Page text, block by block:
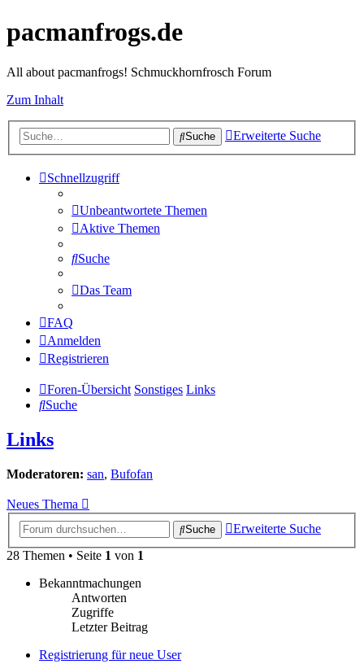
pacmanfrogs.de
All about pacmanfrogs! Schmuckhornfrosch Forum
Zum Inhalt
Suche Erweiterte Suche
Schnellzugriff
Unbeantwortete Themen
Aktive Themen
Suche
Das Team
FAQ
Anmelden
Registrieren
Foren-Übersicht Sonstiges Links
Suche
Links
Moderatoren: san, Bufofan
Neues Thema
Suche
Erweiterte Suche
28 Themen • Seite 1 von 1
Bekanntmachungen
Antworten
Zugriffe
Letzter Beitrag
Registrierung für neue User